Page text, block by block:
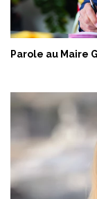
Parole au Maire